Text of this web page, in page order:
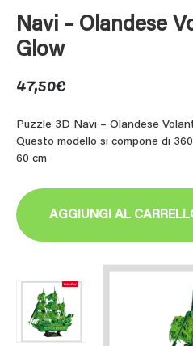
Navi – Olandese
Glow
47,50€
Puzzle 3D Navi – Olandese
Questo modello si compone di
60 cm
AGGIUNGI AL